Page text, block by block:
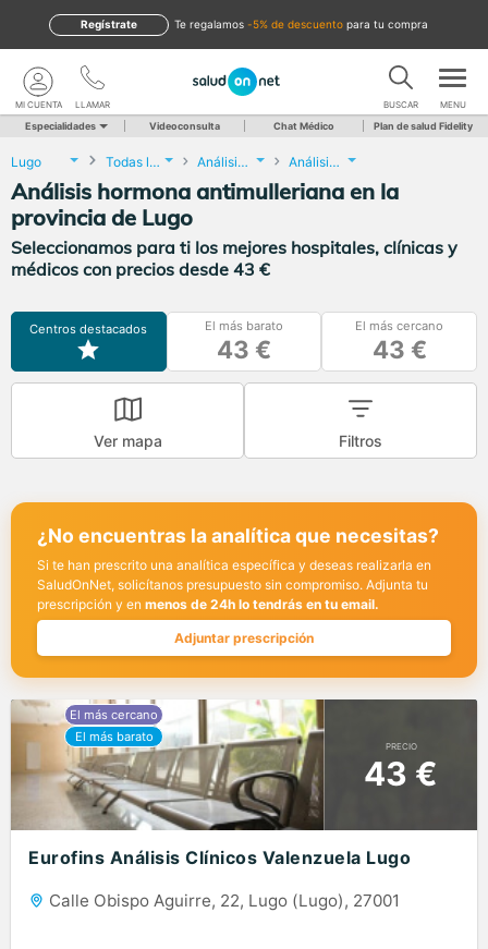
te regalamos -5% de descuento para tu compra
Regístrate
LLAMAR
MI CUENTA BUSCAR MENU
Especialidades Videoconsulta Chat Médico Plan de salud Fidelity
Lugo Todas las localidades Análisis Clínicos Análisis hormona antimulleriana
Análisis hormona antimulleriana en la
provincia de Lugo
Seleccionamos para ti los mejores hospitales, clínicas y
médicos con precios desde 43 €
Centros destacados El más barato
43 €
El más cercano
43 €
Ver mapa Filtros
¿No encuentras la analítica que necesitas?
Si te han prescrito una analítica específica y deseas realizarla en
SaludOnNet, solicítanos presupuesto sin compromiso. Adjunta tu
prescripción y en menos de 24h lo tendrás en tu email.
Adjuntar prescripción
PRECIO
43 €
Eurofins Análisis Clínicos Valenzuela Lugo
Calle Obispo Aguirre, 22, Lugo (Lugo), 27001